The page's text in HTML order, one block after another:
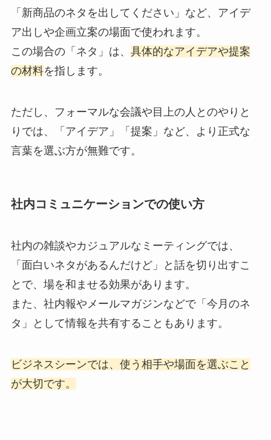
「新商品のネタを出してください」など、アイデ
ア出しや企画立案の場面で使われます。
この場合の「ネタ」は、 具体的なアイデアや提案
の材料を指します。
ただし、フォーマルな会議や目上の人とのやりと
りでは、「アイデア」「提案」など、より正式な
言葉を選ぶ方が無難です。
社内コミュニケーションでの使い方
社内の雑談やカジュアルなミーティングでは、
「面白いネタがあるんだけど」と話を切り出すこ
とで、場を和ませる効果があります。
また、社内報やメールマガジンなどで「今月のネ
タ」として情報を共有することもあります。
ビジネスシーンでは、使う相手や場面を選ぶこと
が大切です。